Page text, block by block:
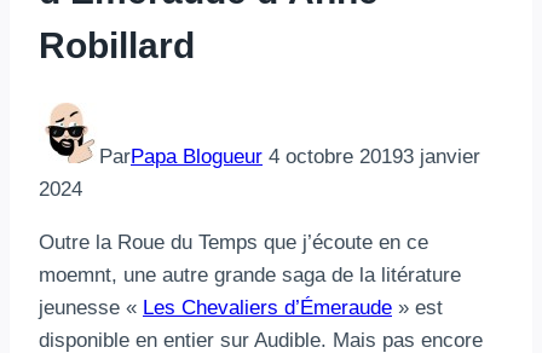
Robillard
ParPapa Blogueur 4 octobre 20193 janvier
2024
Outre la Roue du Temps que j’écoute en ce
moemnt, une autre grande saga de la litérature
jeunesse « Les Chevaliers d’Émeraude » est
disponible en entier sur Audible. Mais pas encore